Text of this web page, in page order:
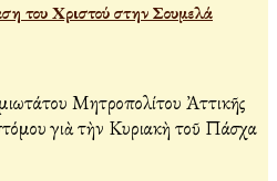
του Χριστού στην Σουμελά